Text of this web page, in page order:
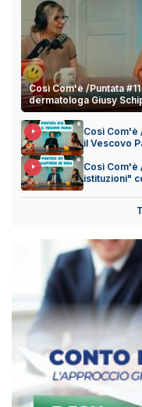
Così Com'è /Puntata
dermatologa Giusy
Così Com'è
il Vescovo
Così Com'è
istituzioni"